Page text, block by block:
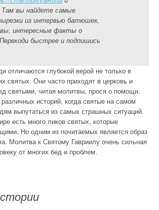
Там вы найдете самые
из интервью батюшек,
интересные факты о
быстрее и подпишись
отличаются глубокой верой не только в
святых. Они часто приходят в церковь и
святыми, читая молитвы, прося о помощи.
историй, когда святые на самом
выпутаться из самых страшных ситуаций.
есть много ликов святых, которые
Но одним из почитаемых является образ
Молитва к Святому Гавриилу очень сильная
от многих бед и проблем.